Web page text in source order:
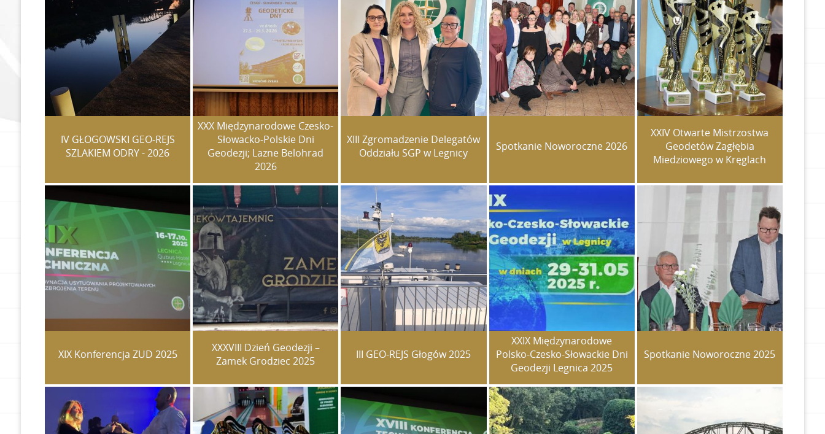
Zostań członkiem SGP
Składki członkowskie
IV GŁOGOWSKI GEO-REJS
SZLAKIEM ODRY - 2026
XXX Międzynarodowe Czesko-
Słowacko-Polskie Dni
Geodezji; Lazne Belohrad
2026
XIII Zgromadzenie Delegatów
Oddziału SGP w Legnicy
Spotkanie Noworoczne 2026
XXIV Otwarte Mistrzostwa
Geodetów Zagłębia
Miedziowego w Kręglach
XIX Konferencja ZUD 2025
XXXVIII Dzień Geodezji –
Zamek Grodziec 2025
III GEO-REJS Głogów 2025
XXIX Międzynarodowe
Polsko-Czesko-Słowackie Dni
Geodezji Legnica 2025
Spotkanie Noworoczne 2025